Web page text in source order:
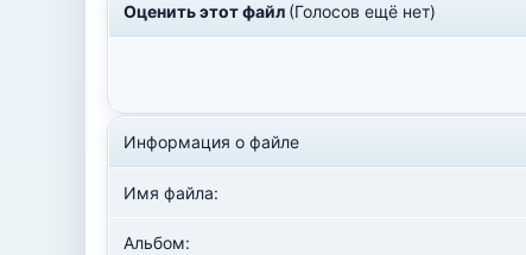
Оценить этот файл (Голосов ещё нет)
Информация о файле
Имя файла:
Альбом: